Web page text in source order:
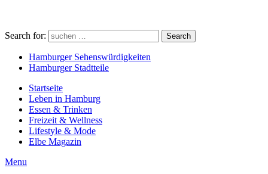
Search for: Search
Hamburger Sehenswürdigkeiten
Hamburger Stadtteile
Startseite
Leben in Hamburg
Essen & Trinken
Freizeit & Wellness
Lifestyle & Mode
Elbe Magazin
Menu